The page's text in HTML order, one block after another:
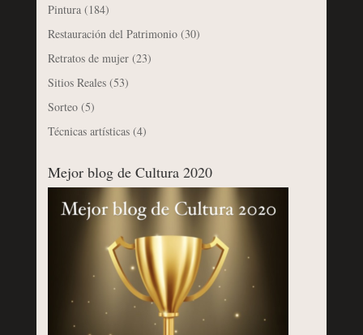
Pintura(184)
Restauración del Patrimonio(30)
Retratos de mujer(23)
Sitios Reales(53)
Sorteo(5)
Técnicas artísticas(4)
Mejor blog de Cultura 2020